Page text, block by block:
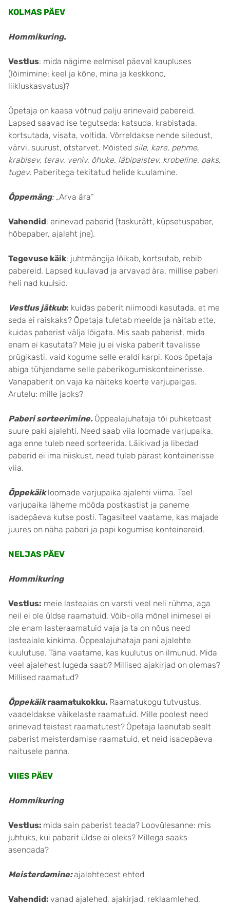
KOLMAS PÄEV
Hommikuring.
Vestlus: mida nägime eelmisel päeval kaupluses
(lõimimine: keel ja kõne, mina ja keskkond,
liikluskasvatus)?
Õpetaja on kaasa võtnud palju erinevaid pabereid.
Lapsed saavad ise tegutseda: katsuda, krabistada,
kortsutada, visata, voltida. Võrreldakse nende siledust,
värvi, suurust, otstarvet. Mõisted sile, kare, pehme,
krabisev, terav, veniv, õhuke, läbipaistev, krobeline, paks,
tugev. Paberitega tekitatud helide kuulamine.
Õppemäng: „Arva ära“
Vahendid: erinevad paberid (taskurätt, küpsetuspaber,
hõbepaber, ajaleht jne).
Tegevuse käik: juhtmängija lõikab, kortsutab, rebib
pabereid. Lapsed kuulavad ja arvavad ära, millise paberi
heli nad kuulsid.
Vestlusjätkub: kuidas paberit niimoodi kasutada, et me
seda ei raiskaks? Õpetaja tuletab meelde ja näitab ette,
kuidas paberist välja lõigata. Mis saab paberist, mida
enam ei kasutata? Meie ju ei viska paberit tavalisse
prügikasti, vaid kogume selle eraldi karpi. Koos õpetaja
abiga tühjendame selle paberikogumiskonteinerisse.
Vanapaberit on vaja ka näiteks koerte varjupaigas.
Arutelu: mille jaoks?
Paberi sorteerimine. Õppealajuhataja tõi puhketoast
suure paki ajalehti. Need saab viia loomade varjupaika,
aga enne tuleb need sorteerida. Läikivad ja libedad
paberid ei ima niiskust, need tuleb pärast konteinerisse
viia.
Õppekäik loomade varjupaika ajalehti viima. Teel
varjupaika läheme mööda postkastist ja paneme
isadepäeva kutse posti. Tagasiteel vaatame, kas majade
juures on näha paberi ja papi kogumise konteinereid.
NELJAS PÄEV
Hommikuring
Vestlus: meie lasteaias on varsti veel neli rühma, aga
neil ei ole üldse raamatuid. Võib-olla mõnel inimesel ei
ole enam lasteraamatuid vaja ja ta on nõus need
lasteaiale kinkima. Õppealajuhataja pani ajalehte
kuulutuse. Täna vaatame, kas kuulutus on ilmunud. Mida
veel ajalehest lugeda saab? Millised ajakirjad on olemas?
Millised raamatud?
Õppekäikraamatukokku. Raamatukogu tutvustus,
vaadeldakse väikelaste raamatuid. Mille poolest need
erinevad teistest raamatutest? Õpetaja laenutab sealt
paberist meisterdamise raamatuid, et neid isadepäeva
naitusele panna.
VIIES PÄEV
Hommikuring
Vestlus: mida sain paberist teada? Loovülesanne: mis
juhtuks, kui paberit üldse ei oleks? Millega saaks
asendada?
Meisterdamine:ajalehtedest ehted
Vahendid: vanad ajalehed, ajakirjad, reklaamlehed,